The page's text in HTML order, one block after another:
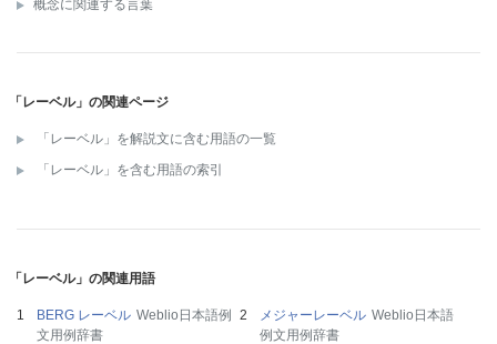
概念に関連する言葉
「レーベル」の関連ページ
「レーベル」を解説文に含む用語の一覧
「レーベル」を含む用語の索引
「レーベル」の関連用語
BERG レーベル Weblio日本語例
文用例辞書
メジャーレーベル Weblio日本語
例文用例辞書